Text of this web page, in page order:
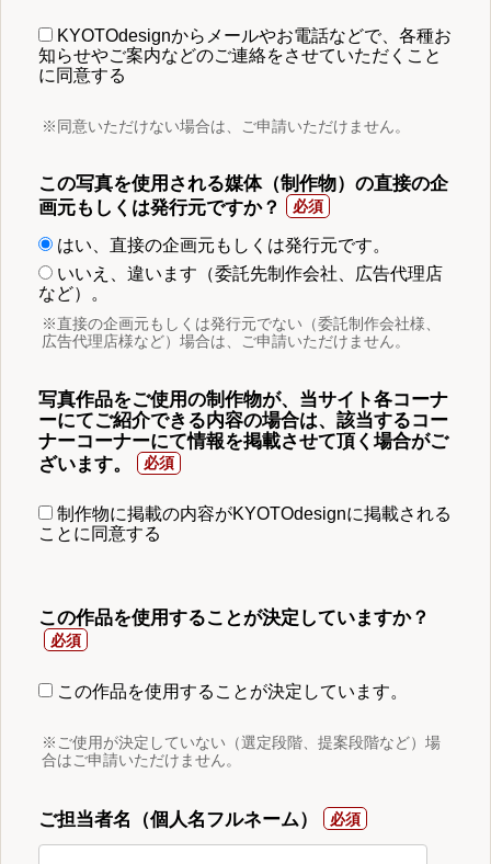
KYOTOdesignからメールやお電話などで、各種お
知らせやご案内などのご連絡をさせていただくこと
に同意する
※同意いただけない場合は、ご申請いただけません。
この写真を使用される媒体（制作物）の直接の企
画元もしくは発行元ですか？
はい、直接の企画元もしくは発行元です。
いいえ、違います（委託先制作会社、広告代理店
など）。
※直接の企画元もしくは発行元でない（委託制作会社様、
広告代理店様など）場合は、ご申請いただけません。
写真作品をご使用の制作物が、当サイト各コーナ
ーにてご紹介できる内容の場合は、該当するコー
ナーコーナーにて情報を掲載させて頂く場合がご
ざいます。
制作物に掲載の内容がKYOTOdesignに掲載される
ことに同意する
この作品を使用することが決定していますか？
この作品を使用することが決定しています。
※ご使用が決定していない（選定段階、提案段階など）場
合はご申請いただけません。
ご担当者名（個人名フルネーム）